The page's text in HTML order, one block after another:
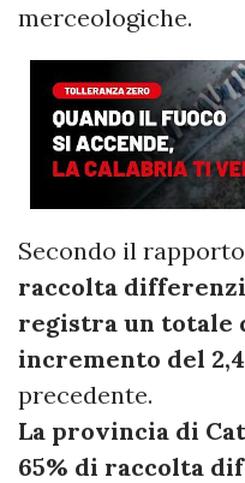
merceologiche.
Secondo il
raccolta
registra un totale
incremento del
precedente.
La provincia di
65% di raccolta